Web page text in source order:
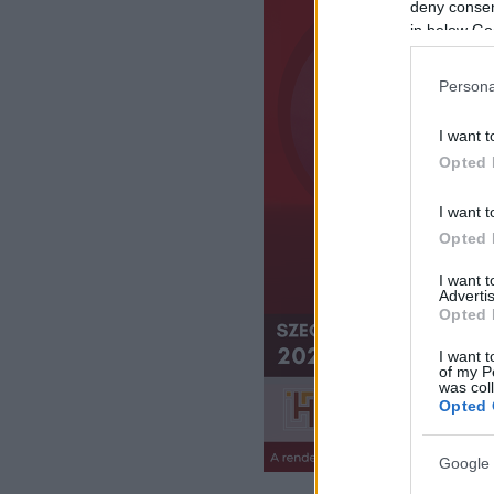
deny
in below
I want
Opted
I want
Opted
I want
Opted
I want
of my
was
Opted
Google